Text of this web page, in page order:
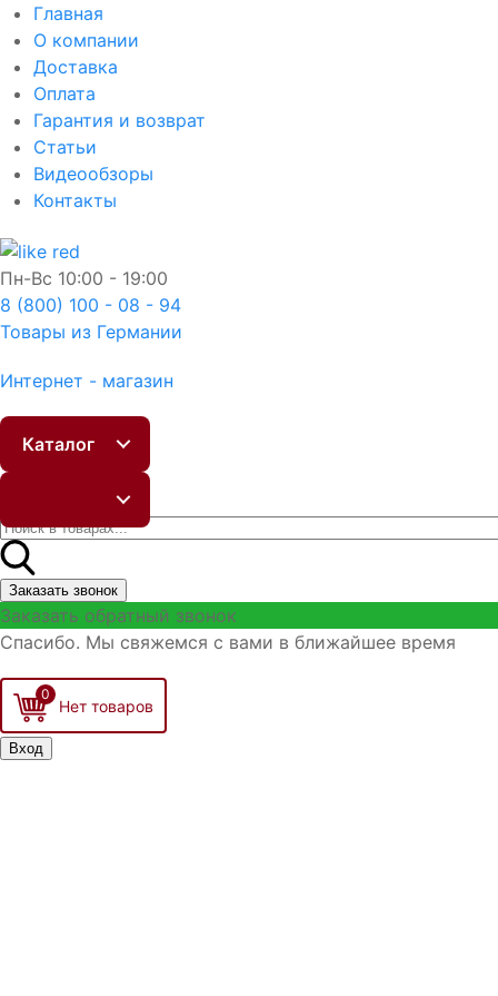
Главная
О компании
Доставка
Оплата
Гарантия и возврат
Статьи
Видеообзоры
Контакты
Пн-Вс 10:00 - 19:00
8 (800) 100 - 08 - 94
Товары из Германии
Интернет - магазин
Каталог
Заказать звонок
Заказать обратный звонок
Спасибо. Мы свяжемся с вами в ближайшее время
0
Вход